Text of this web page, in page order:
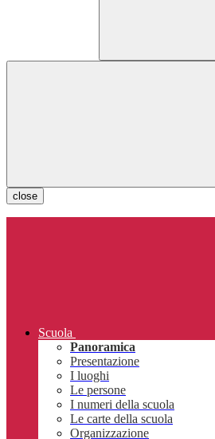
close
Scuola
Panoramica
Presentazione
I luoghi
Le persone
I numeri della scuola
Le carte della scuola
Organizzazione